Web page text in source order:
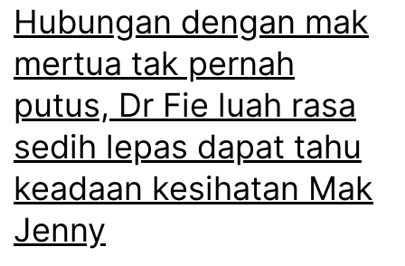
Hubungan dengan mak
mertua tak pernah
putus, Dr Fie luah rasa
sedih lepas dapat tahu
keadaan kesihatan Mak
Jenny